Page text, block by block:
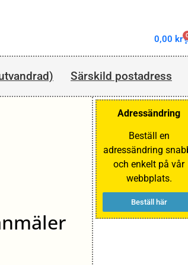
0,00 kr
Särskild postadress
Adressändring
Beställ en
adressändring
och enkelt på vår
webbplats.
Beställ här